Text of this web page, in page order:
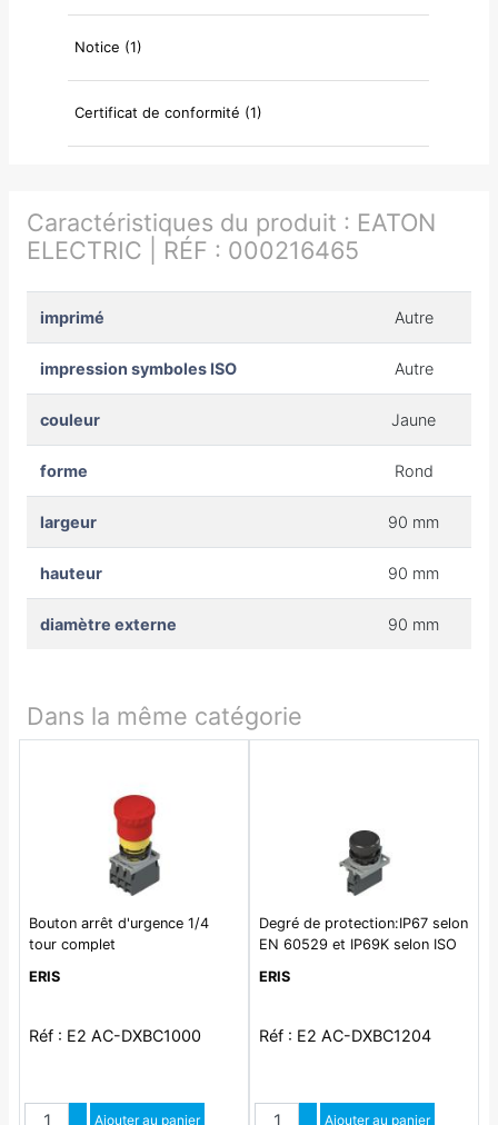
Notice (1)
Certificat de conformité (1)
Caractéristiques du produit : EATON
ELECTRIC | RÉF : 000216465
imprimé Autre
impression symboles ISO Autre
couleur Jaune
forme Rond
largeur 90 mm
hauteur 90 mm
diamètre externe 90 mm
Dans la même catégorie
Bouton arrêt d'urgence 1/4
tour complet
ERIS
Réf : E2 AC-DXBC1000
QuantitéAugmenter quantité
Ajouter au panier
Degré de protection:IP67 selon
EN 60529 et IP69K selon ISO
ERIS
Réf : E2 AC-DXBC1204
QuantitéAugmenter quantité
Ajouter au panier